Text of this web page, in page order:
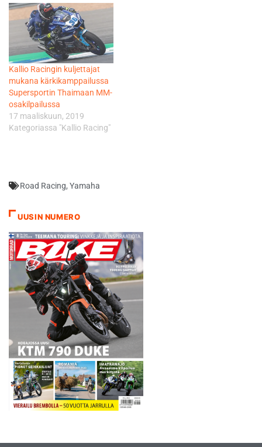
Kallio Racingin kuljettajat
mukana kärkikamppailussa
Supersportin Thaimaan MM-
osakilpailussa
17 maaliskuun, 2019
Kategoriassa "Kallio Racing"
Road Racing, Yamaha
UUSIN NUMERO